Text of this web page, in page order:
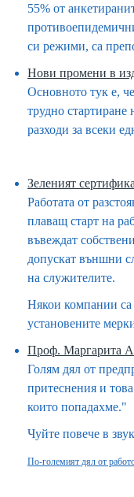
55% от
си режими, са
Нови промени в
Основното тук е,
трудно стартиране
разходи за всеки
Зеленият
Работата от
плаващ старт на
въвеждат
допускат външни
на служителите.
Някои компании са
установените
Проф. Маргарита
Голям дял от
притеснения и
които попадахме."
Чуйте повече в
По-големият дял от